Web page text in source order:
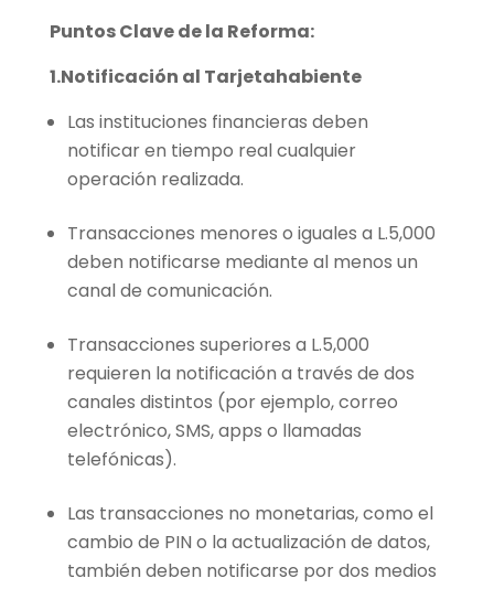
Puntos Clave de la Reforma:
1.Notificación al Tarjetahabiente
Las instituciones financieras deben
notificar en tiempo real cualquier
operación realizada.
Transacciones menores o iguales a L.5,000
deben notificarse mediante al menos un
canal de comunicación.
Transacciones superiores a L.5,000
requieren la notificación a través de dos
canales distintos (por ejemplo, correo
electrónico, SMS, apps o llamadas
telefónicas).
Las transacciones no monetarias, como el
cambio de PIN o la actualización de datos,
también deben notificarse por dos medios